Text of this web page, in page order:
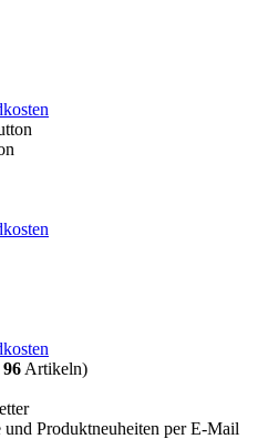
96 Artikeln)
Produktneuheiten per E-Mail